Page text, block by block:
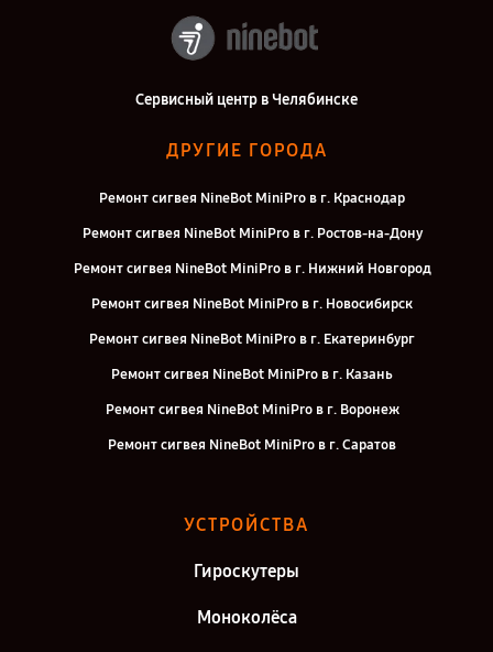
Сервисный центр в Челябинске
ДРУГИЕ ГОРОДА
Ремонт сигвея NineBot MiniPro в г. Краснодар
Ремонт сигвея NineBot MiniPro в г. Ростов-на-Дону
Ремонт сигвея NineBot MiniPro в г. Нижний Новгород
Ремонт сигвея NineBot MiniPro в г. Новосибирск
Ремонт сигвея NineBot MiniPro в г. Екатеринбург
Ремонт сигвея NineBot MiniPro в г. Казань
Ремонт сигвея NineBot MiniPro в г. Воронеж
Ремонт сигвея NineBot MiniPro в г. Саратов
Ремонт сигвея NineBot MiniPro в г. Киров
Ремонт сигвея NineBot MiniPro в г. Санкт-Петербург
УСТРОЙСТВА
Гироскутеры
Моноколёса